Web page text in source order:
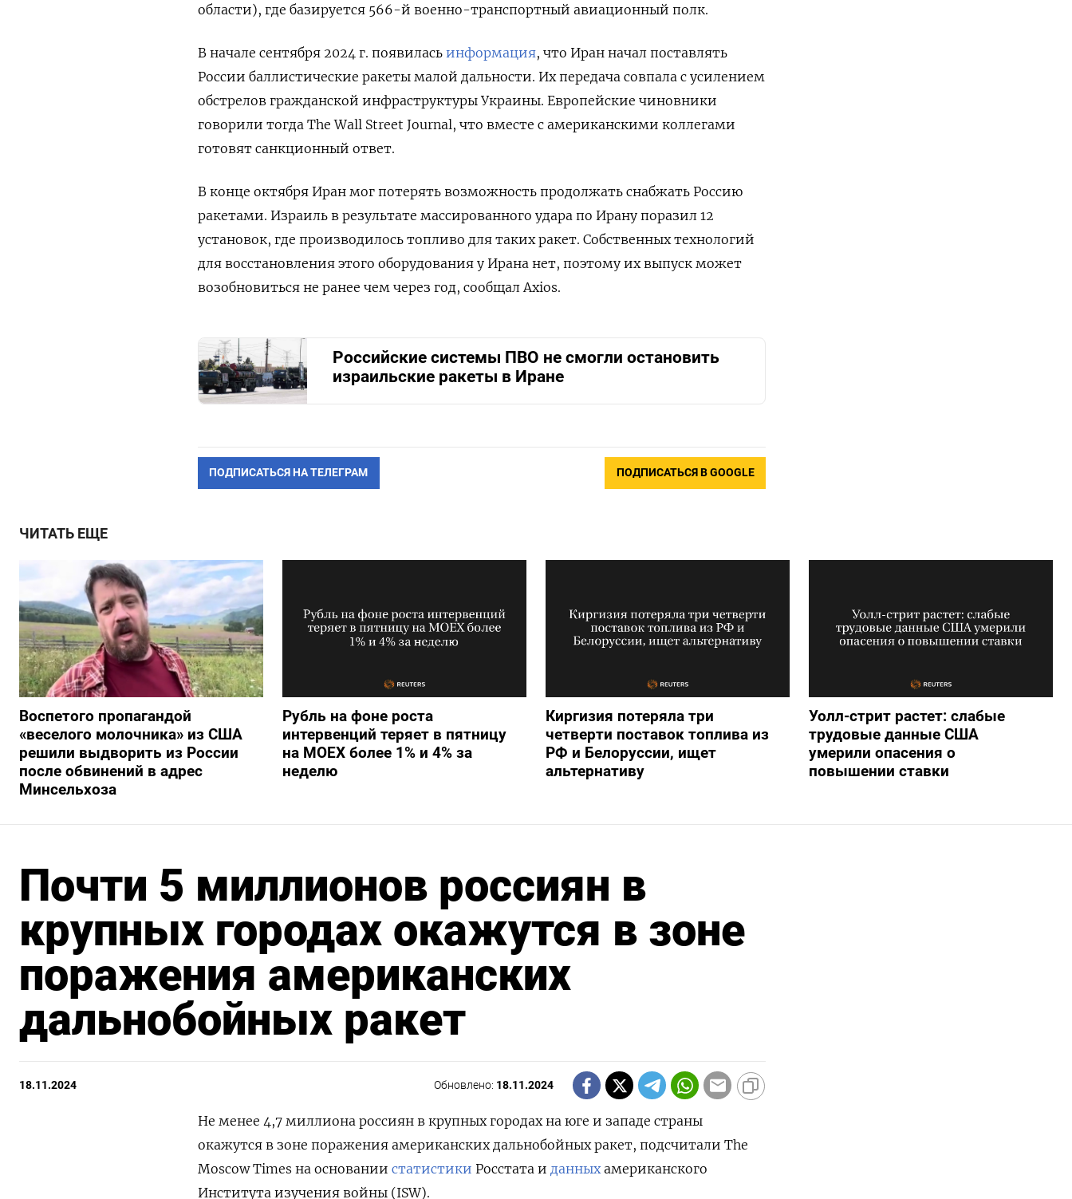
области), где базируется 566-й военно-транспортный авиационный полк.
В начале сентября 2024 г. появилась информация, что Иран начал поставлять
России баллистические ракеты малой дальности. Их передача совпала с усилением
обстрелов гражданской инфраструктуры Украины. Европейские чиновники
говорили тогда The Wall Street Journal, что вместе с американскими коллегами
готовят санкционный ответ.
В конце октября Иран мог потерять возможность продолжать снабжать Россию
ракетами. Израиль в результате массированного удара по Ирану поразил 12
установок, где производилось топливо для таких ракет. Собственных технологий
для восстановления этого оборудования у Ирана нет, поэтому их выпуск может
возобновиться не ранее чем через год, сообщал Axios.
Российские системы ПВО не смогли остановить
израильские ракеты в Иране
ПОДПИСАТЬСЯ НА ТЕЛЕГРАМ ПОДПИСАТЬСЯ В GOOGLE
ЧИТАТЬ ЕЩЕ
Воспетого пропагандой
«веселого молочника» из США
решили выдворить из России
после обвинений в адрес
Минсельхоза
Рубль на фоне роста
интервенций теряет в пятницу
на МОЕХ более 1% и 4% за
неделю
Киргизия потеряла три
четверти поставок топлива из
РФ и Белоруссии, ищет
альтернативу
Уолл-стрит растет: слабые
трудовые данные США
умерили опасения о
повышении ставки
Почти 5 миллионов россиян в
крупных городах окажутся в зоне
поражения американских
дальнобойных ракет
18.11.2024 Обновлено: 18.11.2024
Не менее 4,7 миллиона россиян в крупных городах на юге и западе страны
окажутся в зоне поражения американских дальнобойных ракет, подсчитали The
Moscow Times на основании статистики Росстата и данныхамериканского
Института изучения войны (ISW).